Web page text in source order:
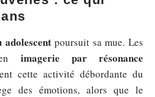
adolescentpoursuit sa mue. Les
imagerie par résonance
cette activité débordante du
des émotions, alors que le